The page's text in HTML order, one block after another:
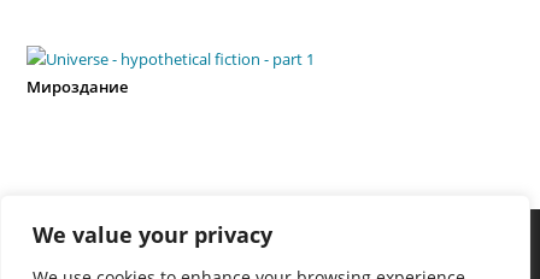
We value your privacy
Мироздание